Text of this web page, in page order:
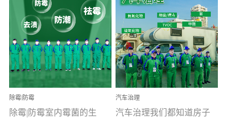
空气污染净化治理）工业
文明的进步，创造了多姿
多彩的家居产品和生活情
调，但也带来了以甲醛为
首的室内...
用行业公认奥维牌消毒
液，具备杀死人体冠状病
毒的功效，杀菌率
99.99%。相对于传统消毒
液来说，无...
除霉|防霉
除霉|防霉室内霉菌的生
汽车治理
汽车治理我们都知道房子